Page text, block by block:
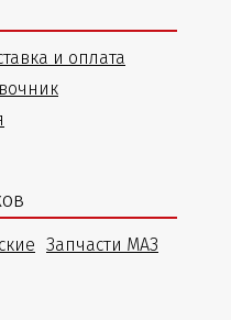
и оплата
Запчасти МАЗ